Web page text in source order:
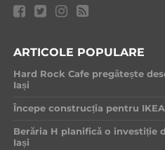
ARTICOLE POPULARE
Hard Rock Cafe pregătește
Iași
Începe construcția pentru
Berăria H planifică o investiție
Iași